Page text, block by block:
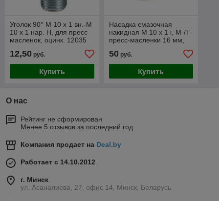
Уголок 90° M 10 x 1 вн.-M
10 x 1 нар. Н, для пресс
масленок, оцинк. 12035
12,50 руб.
Купить
Насадка смазочная
накидная M 10 x 1 i, M-/T-
пресс-масленки 16 мм,
50руб.
Купить
О нас
Рейтинг не сформирован
Менее 5 отзывов за последний год
Компания продает на Deal.by
Работает с 14.10.2012
г. Минск
ул. Асаналиева, 27, офис 14, Минск, Беларусь